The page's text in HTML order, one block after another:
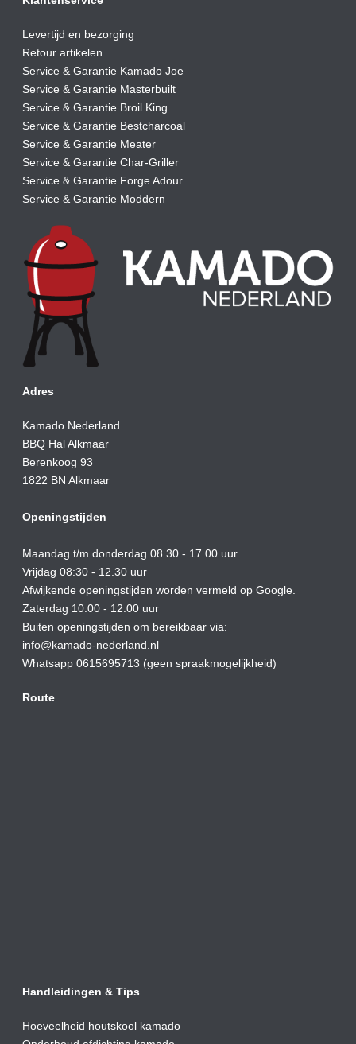
Levertijd en bezorging
Retour artikelen
Service & Garantie Kamado Joe
Service & Garantie Masterbuilt
Service & Garantie Broil King
Service & Garantie Bestcharcoal
Service & Garantie Meater
Service & Garantie Char-Griller
Service & Garantie Forge Adour
Service & Garantie Moddern
Adres
Kamado Nederland
BBQ Hal Alkmaar
Berenkoog 93
1822 BN Alkmaar
Openingstijden
Maandag t/m donderdag 08.30 - 17.00 uur
Vrijdag 08:30 - 12.30 uur
Afwijkende openingstijden worden vermeld op Google.
Zaterdag 10.00 - 12.00 uur
Buiten openingstijden om bereikbaar via:
info@kamado-nederland.nl
Whatsapp 0615695713 (geen spraakmogelijkheid)
Route
Handleidingen & Tips
Hoeveelheid houtskool kamado